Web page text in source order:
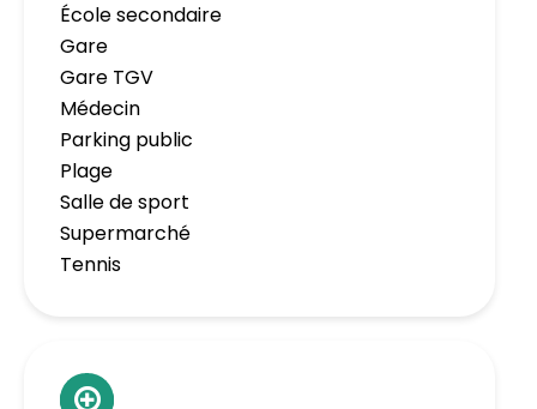
École secondaire
Gare
Gare TGV
Médecin
Parking public
Plage
Salle de sport
Supermarché
Tennis